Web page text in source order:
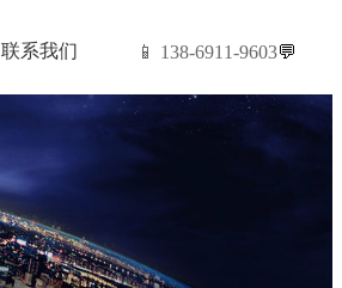
联系我们 📱 138-6911-9603💬